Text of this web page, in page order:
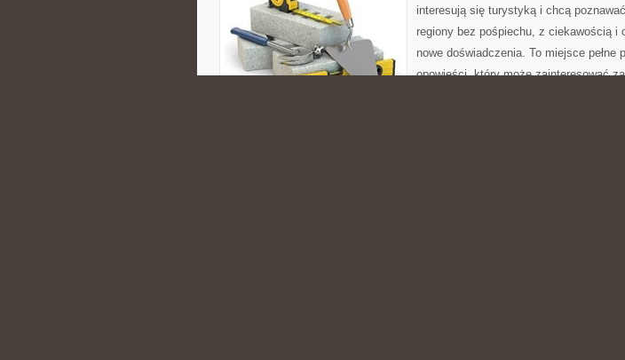
interesują się turystyką i chcą
regiony bez pośpiechu, z ciekawością i
nowe doświadczenia. To miejsce pełne
opowieści, który może zainteresować